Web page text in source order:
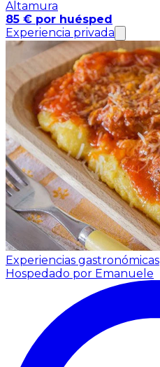
Altamura
85 € por huésped
Experiencia privada
Experiencias gastronómicas
Hospedado por Emanuele